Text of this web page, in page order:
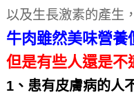
以及生長激素的產生
牛肉雖然美味營養
但是有些人還是不
1、患有皮膚病的人